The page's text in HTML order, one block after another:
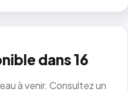
dans 16
à venir. Consultez un